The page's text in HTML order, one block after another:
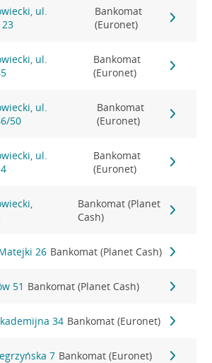
ul.
Bankomat
(Euronet)
ul.
Bankomat
(Euronet)
ul.
50
Bankomat
(Euronet)
ul.
Bankomat
(Euronet)
Bankomat (Planet
Cash)
26 Bankomat (Planet Cash)
51 Bankomat (Planet Cash)
34 Bankomat (Euronet)
7 Bankomat (Euronet)